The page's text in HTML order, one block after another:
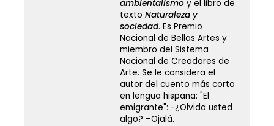
ambientalismoy el libro de
texto Naturaleza y
sociedad. Es Premio
Nacional de Bellas Artes y
miembro del Sistema
Nacional de Creadores de
Arte. Se le considera el
autor del cuento más corto
en lengua hispana: "El
emigrante": -¿Olvida usted
algo? –Ojalá.